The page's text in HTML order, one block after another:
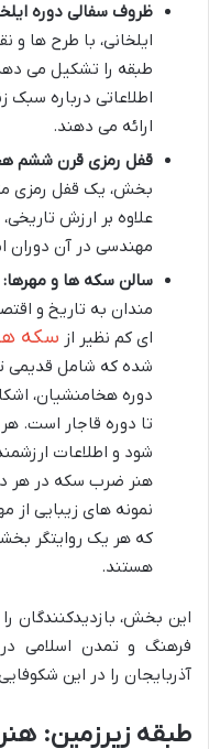
ظروف سفالی دوره
ایلخانی، با طرح ها
طبقه را تشکیل می
اطلاعاتی درباره سبک
ارائه می دهند.
قفل رمزی قرن ششم
بخش، یک قفل رمزی
علاوه بر ارزش
مهندسی در آن دوران
سالن سکه ها و مهرها:
مندان به تاریخ و
ای کم نظیر از سکه
شده که شامل قدیمی
دوره هخامنشیان،
تا دوره قاجار است.
شود و اطلاعات
هنر ضرب سکه در هر
نمونه های زیبایی از
که هر یک روایتگر
هستند.
این بخش، بازدیدکنندگان
فرهنگ و تمدن اسلامی
آذربایجان را در این
طبقه زیرزمین: